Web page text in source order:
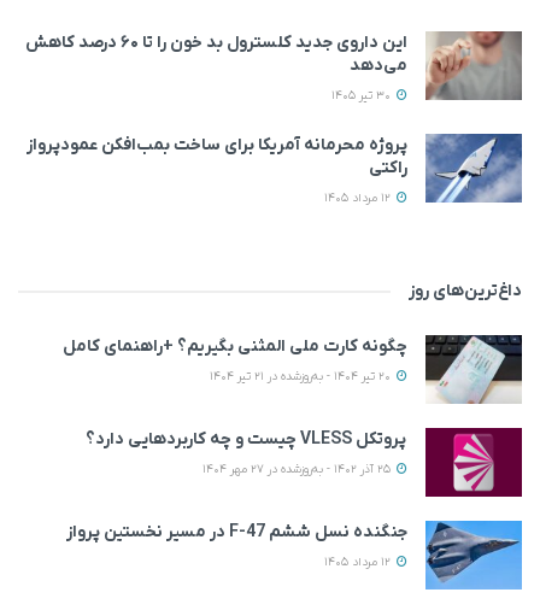
این داروی جدید کلسترول بد خون را تا ۶۰ درصد کاهش
می‌دهد
پروژه محرمانه آمریکا برای ساخت بمب‌افکن عمودپرواز
راکتی
داغ‌ترین‌های روز
چگونه کارت ملی المثنی بگیریم؟ +راهنمای کامل
پروتکل VLESS چیست و چه کاربردهایی دارد؟
جنگنده نسل ششم F-47 در مسیر نخستین پرواز